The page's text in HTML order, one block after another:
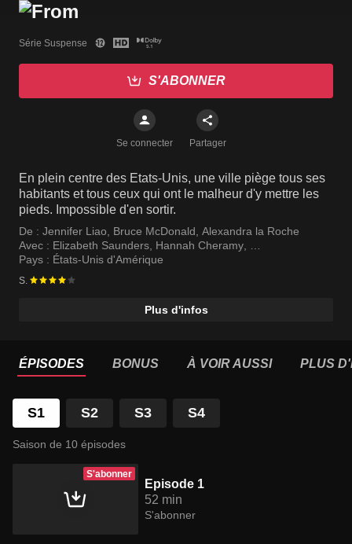
Série Suspense
S'ABONNER
Se connecter Partager
En plein centre des Etats-Unis, une ville piège tous ses
habitants et tous ceux qui ont le malheur d'y mettre les
pieds. Impossible d'en sortir.
De : Jennifer Liao, Bruce McDonald, Alexandra la Roche
Avec : Elizabeth Saunders, Hannah Cheramy,
Catalina Sandino Moreno
Pays : États-Unis d'Amérique
S.
Plus d'infos
ÉPISODES BONUS À VOIR AUSSI PLUS
S1 S2 S3 S4
Saison de 10 épisodes
S'abonner
Episode 1
52 min
S'abonner